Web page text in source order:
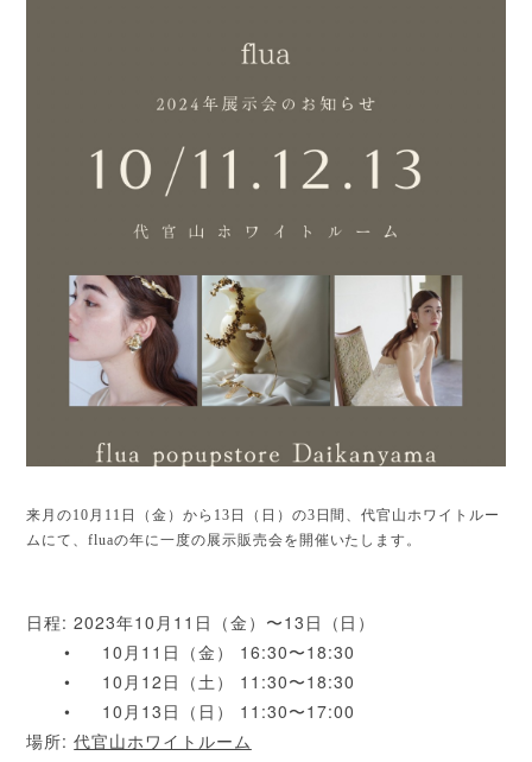
来月の10月11日（金）から13日（日）の3日間、代官山ホワイトルー
ムにて、fluaの年に一度の展示販売会を開催いたします。
日程: 2023年10月11日（金）〜13日（日）
•
10月11日（金） 16:30〜18:30
•
10月12日（土） 11:30〜18:30
•
10月13日（日） 11:30〜17:00
場所:代官山ホワイトルーム